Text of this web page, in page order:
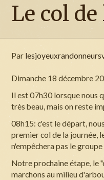
Le col
Par
Dimanche 18 décembre
Il est 07h30 lorsque nous
très beau, mais on reste
08h15: c'est le départ,
premier col de la journée,
n'empêchera pas le
Notre prochaine étape, le
marchons au milieu